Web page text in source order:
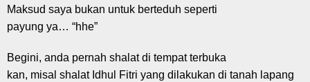
Maksud saya bukan untuk berteduh seperti
payung ya… “hhe”
Begini, anda pernah shalat di tempat terbuka
kan, misal shalat Idhul Fitri yang dilakukan di tanah lapang